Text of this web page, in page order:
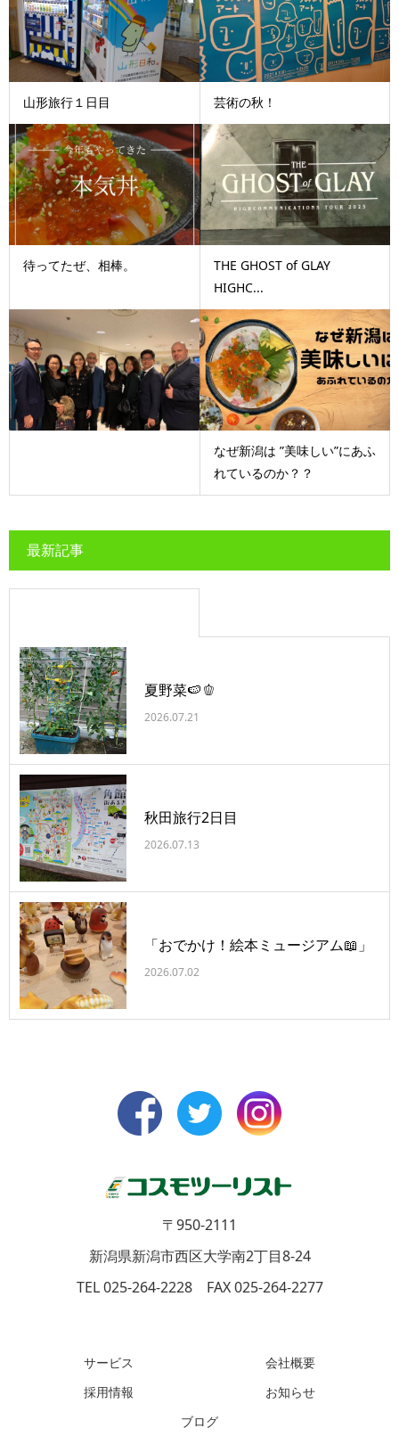
山形旅行１日目 芸術の秋！
待ってたぜ、相棒。
THE GHOST of GLAY
HIGHC...
なぜ新潟は ”美味しい”にあふ
れているのか？？
最新記事
夏野菜🍉🫑
2026.07.21
秋田旅行2日目
2026.07.13
「おでかけ！絵本ミュージアム📖」
2026.07.02
〒950-2111
新潟県新潟市西区大学南2丁目8-24
TEL 025-264-2228 FAX 025-264-2277
サービス
会社概要
採用情報
お知らせ
ブログ